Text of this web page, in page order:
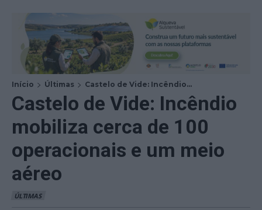
Início Últimas Castelo de Vide: Incêndio...
Castelo de Vide: Incêndio
mobiliza cerca de 100
operacionais e um meio
aéreo
ÚLTIMAS